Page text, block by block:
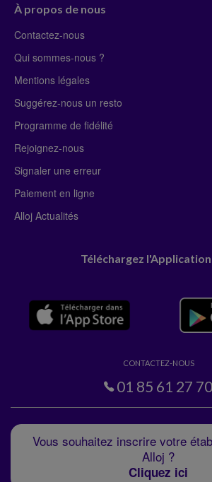
À propos de nous
Contactez-nous
Qui sommes-nous ?
Mentions légales
Suggérez-nous un resto
Programme de fidélité
Rejoignez-nous
Signaler une erreur
Paiement en ligne
Alloj Actualités
Téléchargez
CONTACTEZ-NOUS
01 85 61 27 70
Vous souhaitez inscrire votre
Alloj ?
Cliquez ici